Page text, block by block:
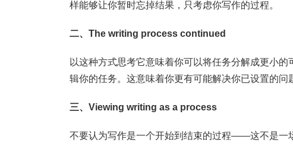
样能够让你暂时忘掉结果，只考虑你写作的过程。
二、The writing process continued
以这种方式思考它意味着你可以将任务分解成更小
辑你的任务。这意味着你更有可能解决你已设置的问
三、Viewing writing as a process
不要认为写作是一个开始到结束的过程——这不是一